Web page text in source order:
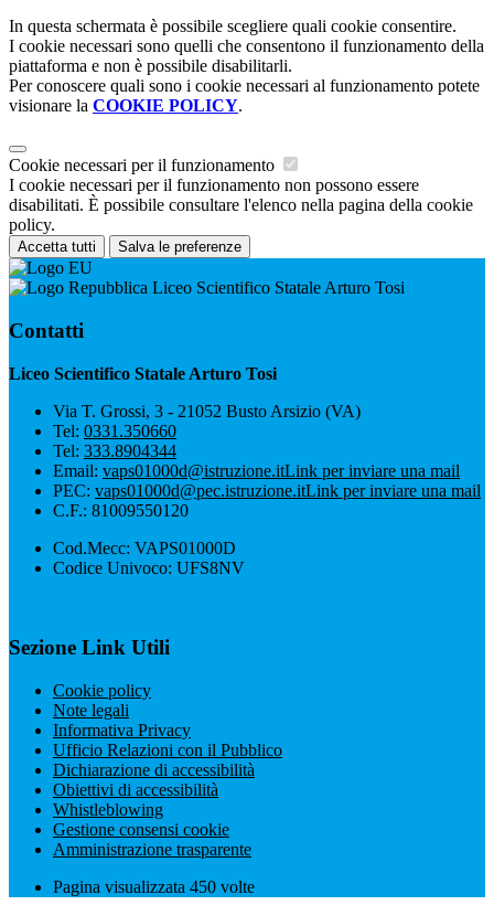
In questa schermata è possibile scegliere quali cookie consentire.
I cookie necessari sono quelli che consentono il funzionamento della
piattaforma e non è possibile disabilitarli.
Per conoscere quali sono i cookie necessari al funzionamento potete
visionare la COOKIE POLICY.
Cookie necessari per il funzionamento
I cookie necessari per il funzionamento non possono essere
disabilitati. È possibile consultare l'elenco nella pagina della cookie
policy.
Accetta tutti Salva le preferenze
Liceo Scientifico Statale Arturo Tosi
Contatti
Liceo Scientifico Statale Arturo Tosi
Via T. Grossi, 3 - 21052 Busto Arsizio (VA)
Tel: 0331.350660
Tel: 333.8904344
Email: vaps01000d@istruzione.itLink per inviare una mail
PEC: vaps01000d@pec.istruzione.itLink per inviare una mail
C.F.: 81009550120
Cod.Mecc: VAPS01000D
Codice Univoco: UFS8NV
Sezione Link Utili
Cookie policy
Note legali
Informativa Privacy
Ufficio Relazioni con il Pubblico
Dichiarazione di accessibilità
Obiettivi di accessibilità
Whistleblowing
Gestione consensi cookie
Amministrazione trasparente
Pagina visualizzata 450 volte